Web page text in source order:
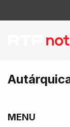
MENU